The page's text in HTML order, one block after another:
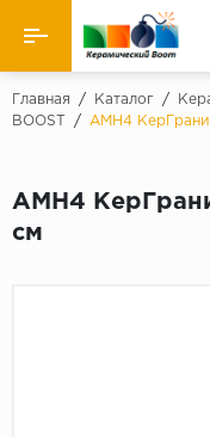
Назад
Керамическая плитка
Главная / Каталог /
BOOST
/ AMH4
AMH4
см